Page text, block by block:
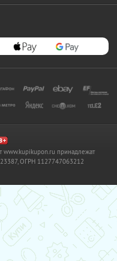
www.kupikupon.ru принадлежат
ОГРН 1127747063212